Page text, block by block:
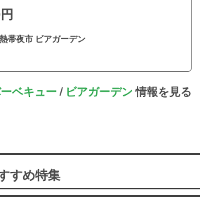
帯夜市 ビアガーデン
ベキュー/ ビアガーデン情報を見る
すめ特集